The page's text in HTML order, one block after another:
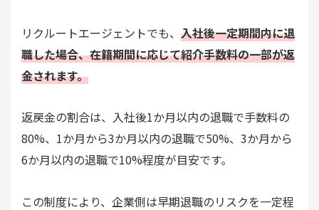
リクルートエージェントでも、 入社後一定期間内に退
職した場合、在籍期間に応じて紹介手数料の一部が返
金されます。
返戻金の割合は、入社後1か月以内の退職で手数料の
80%、1か月から3か月以内の退職で50%、3か月から
6か月以内の退職で10%程度が目安です。
この制度により、企業側は早期退職のリスクを一定程